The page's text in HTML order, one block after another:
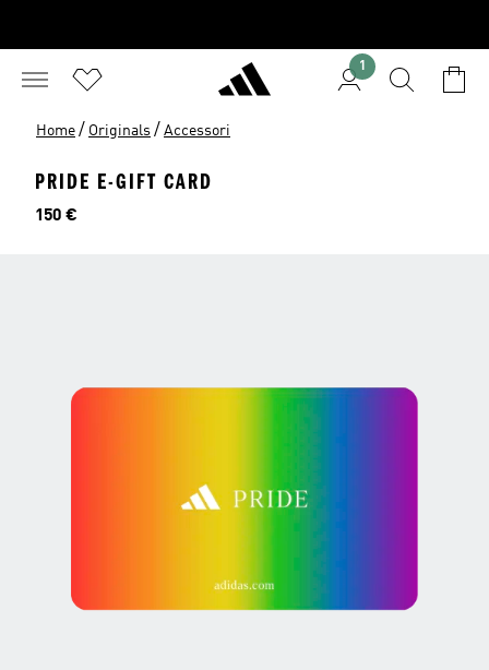
1
Home / Originals / Accessori
PRIDE E-GIFT CARD
Prezzo
150 €